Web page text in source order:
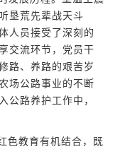
垦荒先辈战天斗
人员接受了深刻的
交流环节，党员干
路、养路的艰苦岁
场公路事业的不断
公路养护工作中，
色教育有机结合，既